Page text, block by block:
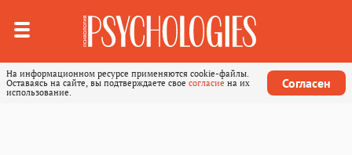
На информационном ресурсе применяются cookie-файлы.
Оставаясь на сайте, вы подтверждаете свое согласие на их
использование.
Согласен